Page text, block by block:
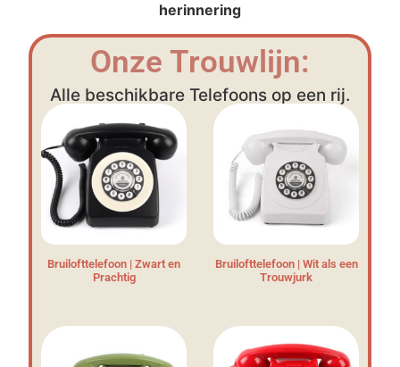
herinnering
Onze Trouwlijn:
Alle beschikbare Telefoons op een rij.
Bruilofttelefoon | Zwart en
Prachtig
Bruilofttelefoon | Wit als een
Trouwjurk